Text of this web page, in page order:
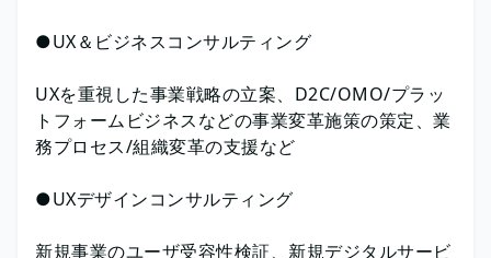
●UX＆ビジネスコンサルティング
UXを重視した事業戦略の立案、D2C/OMO/プラッ
トフォームビジネスなどの事業変革施策の策定、業
務プロセス/組織変革の支援など
●UXデザインコンサルティング
新規事業のユーザ受容性検証、新規デジタルサービ